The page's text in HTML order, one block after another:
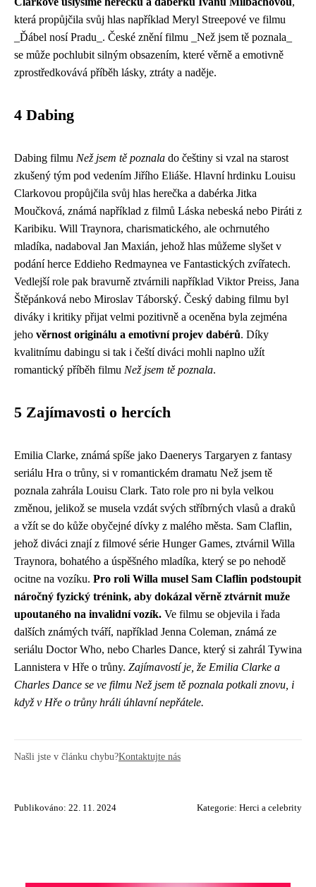
která propůjčila svůj hlas například Meryl Streepové ve filmu
_Ďábel nosí Pradu_. České znění filmu _Než jsem tě poznala_
se může pochlubit silným obsazením, které věrně a emotivně
zprostředkovává příběh lásky, ztráty a naděje.
4 Dabing
Dabing filmu Než jsem tě poznala do češtiny si vzal na starost
zkušený tým pod vedením Jiřího Eliáše. Hlavní hrdinku Louisu
Clarkovou propůjčila svůj hlas herečka a dabérka Jitka
Moučková, známá například z filmů Láska nebeská nebo Piráti z
Karibiku. Will Traynora, charismatického, ale ochrnutého
mladíka, nadaboval Jan Maxián, jehož hlas můžeme slyšet v
podání herce Eddieho Redmaynea ve Fantastických zvířatech.
Vedlejší role pak bravurně ztvárnili například Viktor Preiss, Jana
Štěpánková nebo Miroslav Táborský. Český dabing filmu byl
diváky i kritiky přijat velmi pozitivně a oceněna byla zejména
jeho věrnost originálu a emotivní projev dabérů. Díky
kvalitnímu dabingu si tak i čeští diváci mohli naplno užít
romantický příběh filmu Než jsem tě poznala.
5 Zajímavosti o hercích
Emilia Clarke, známá spíše jako Daenerys Targaryen z fantasy
seriálu Hra o trůny, si v romantickém dramatu Než jsem tě
poznala zahrála Louisu Clark. Tato role pro ni byla velkou
změnou, jelikož se musela vzdát svých stříbrných vlasů a draků
a vžít se do kůže obyčejné dívky z malého města. Sam Claflin,
jehož diváci znají z filmové série Hunger Games, ztvárnil Willa
Traynora, bohatého a úspěšného mladíka, který se po nehodě
ocitne na vozíku. Pro roli Willa musel Sam Claflin podstoupit
náročný fyzický trénink, aby dokázal věrně ztvárnit muže
upoutaného na invalidní vozík. Ve filmu se objevila i řada
dalších známých tváří, například Jenna Coleman, známá ze
seriálu Doctor Who, nebo Charles Dance, který si zahrál Tywina
Lannistera v Hře o trůny. Zajímavostí je, že Emilia Clarke a
Charles Dance se ve filmu Než jsem tě poznala potkali znovu, i
když v Hře o trůny hráli úhlavní nepřátele.
Našli jste v článku chybu?Kontaktujte nás
Publikováno: 22. 11. 2024 Kategorie: Herci a celebrity